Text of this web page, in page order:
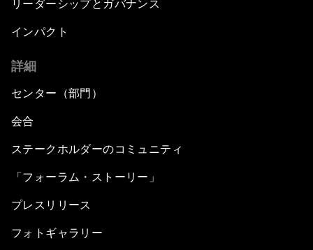
リーダーシップとガバナンス
インパクト
詳細
センター（部門）
会合
ステークホルダーのコミュニティ
「フォーラム・ストーリー」
プレスリリース
フォトギャラリー